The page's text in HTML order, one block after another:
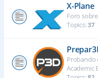
X-Plane
Foro
Topics:37
Probando
Academic